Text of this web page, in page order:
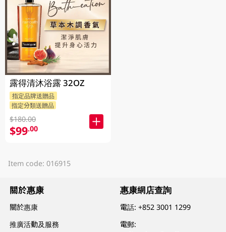
露得清沐浴露 32OZ
指定品牌送贈品
指定分類送贈品
$180.00
$99.00
Item code: 016915
關於惠康
關於惠康
推廣活動及服務
惠康網店查詢
電話:+852 3001 1299
電郵: